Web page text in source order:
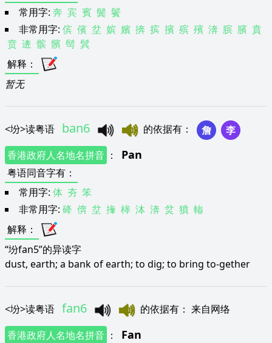
常用字: 奔 宾 賓 鬓 鬢
非常用字: 傧 儐 坌 嫔 嬪 捹 摈 擯 殡 殯 渀 膑 臏 賁
贲 逩 髌 髕 髩 鬂
解释 ：
暂无
<坋>读粤语 ban6 的依据有 ： 詹
李
香港政府人名地名拼音 ： Pan
粤语同音字有 ：
常用字: 体 夯 笨
非常用字: 䂫 倴 坌 撪 桳 泍 渀 炃 獖 輽
解释 ：
“坋fan5”的异读字
dust, earth; a bank of earth; to dig; to bring to-gether
<坋>读粤语 fan6 的依据有 ： 来自网络
香港政府人名地名拼音 ： Fan